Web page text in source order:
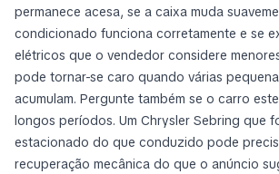
permanece acesa, se a caixa muda
condicionado funciona corretamente e se
elétricos que o vendedor considere
pode tornar-se caro quando várias
acumulam. Pergunte também se o carro
longos períodos. Um Chrysler Sebring que
estacionado do que conduzido pode
recuperação mecânica do que o anúncio